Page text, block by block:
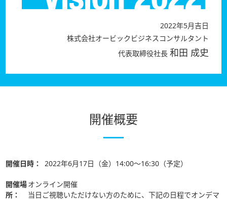
2022年5月吉日
株式会社オービックビジネスコンサルタント
代表取締役社長 和田 成史
開催概要
開催日時： 2022年6月17日（金）14:00〜16:30（予定）
開催場
所：
オンライン開催
当日ご視聴いただけない方のために、下記の日程でオンデマ